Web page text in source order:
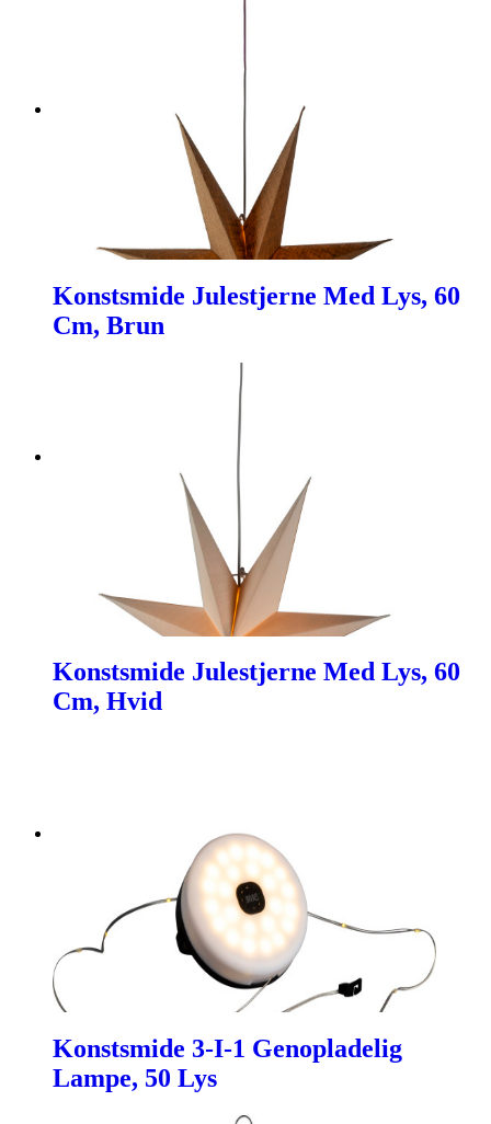
Konstsmide Julestjerne Med Lys, 60
Cm, Brun
Konstsmide Julestjerne Med Lys, 60
Cm, Hvid
Konstsmide 3-I-1 Genopladelig
Lampe, 50 Lys